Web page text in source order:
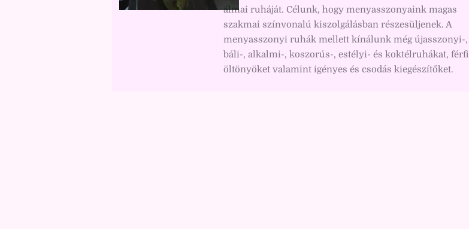
álmai ruháját. Célunk, hogy menyasszonyaink magas
szakmai színvonalú kiszolgálásban részesüljenek. A
menyasszonyi ruhák mellett kínálunk még újasszonyi-,
báli-, alkalmi-, koszorús-, estélyi- és koktélruhákat, férfi
öltönyöket valamint igényes és csodás kiegészítőket.